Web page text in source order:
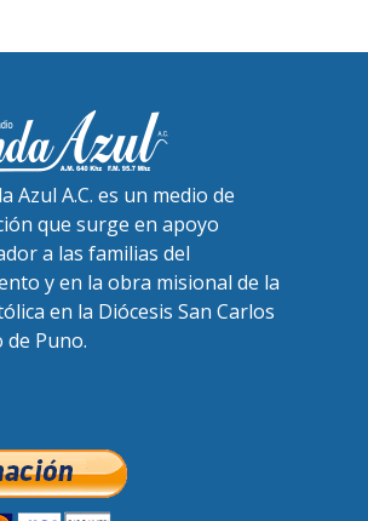
Azul A.C. es un medio de
que surge en apoyo
a las familias del
y en la obra misional de la
en la Diócesis San Carlos
Puno.